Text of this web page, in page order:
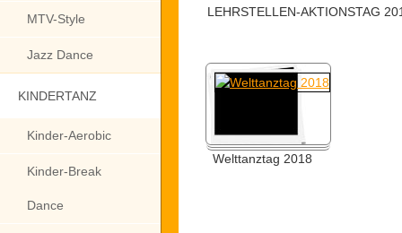
MTV-Style
Jazz Dance
KINDERTANZ
Kinder-Aerobic
Kinder-Break
Dance
LEHRSTELLEN-AKTIONSTAG
Welttanztag 2018